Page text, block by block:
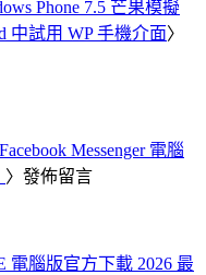
Phone 7.5 芒果模擬
中試用 WP 手機介面〉
Facebook Messenger 電腦
〉發佈留言
電腦版官方下載 2026 最